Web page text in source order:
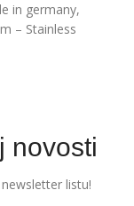
in germany,
– Stainless
novosti
listu!